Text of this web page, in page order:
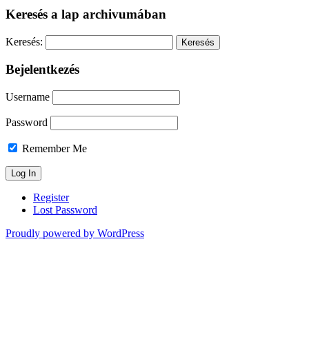
Keresés a lap archivumában
Keresés:
Bejelentkezés
Username
Password
Remember Me
Register
Lost Password
Proudly powered by WordPress